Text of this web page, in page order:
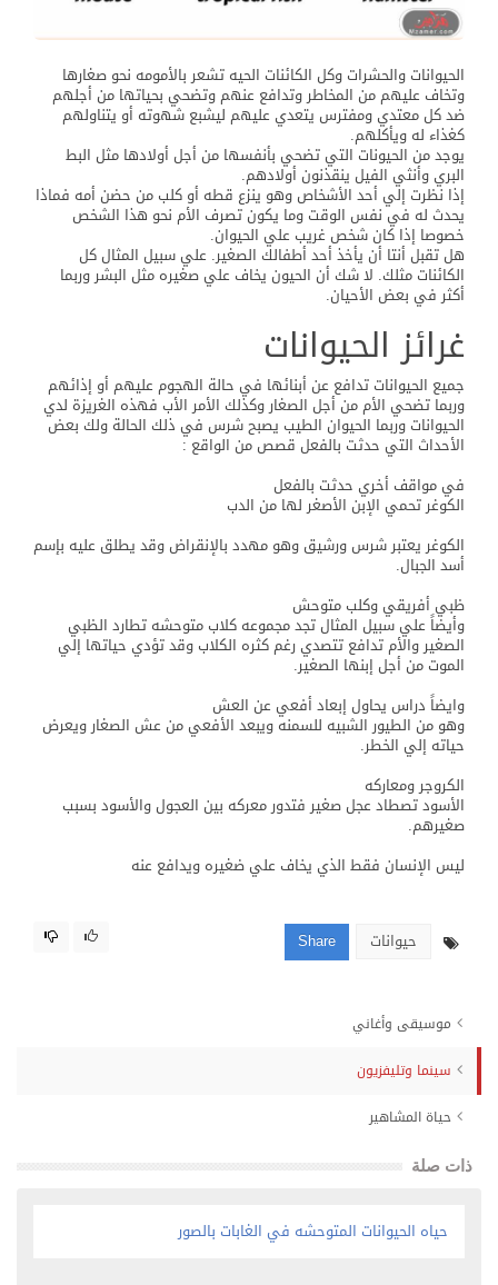
الحيوانات والحشرات وكل الكائنات الحيه تشعر بالأمومه نحو صغارها
وتخاف عليهم من المخاطر وتدافع عنهم وتضحي بحياتها من أجلهم
ضد كل معتدي ومفترس يتعدي عليهم ليشبع شهوته أو يتناولهم
كغذاء له ويأكلهم.
يوجد من الحيونات التي تضحي بأنفسها من أجل أولادها مثل البط
البري وأنثي الفيل ينقذنون أولادهم.
إذا نظرت إلي أحد الأشخاص وهو ينزع قطه أو كلب من حضن أمه فماذا
يحدث له في نفس الوقت وما يكون تصرف الأم نحو هذا الشخص
خصوصا إذا كان شخص غريب علي الحيوان.
هل تقبل أنتا أن يأخذ أحد أطفالك الصغير. علي سبيل المثال كل
الكائنات مثلك. لا شك أن الحيون يخاف علي صغيره مثل البشر وربما
أكثر في بعض الأحيان.
غرائز الحيوانات
جميع الحيوانات تدافع عن أبنائها في حالة الهجوم عليهم أو إذائهم
وربما تضحي الأم من أجل الصغار وكذلك الأمر الأب فهذه الغريزة لدي
الحيوانات وربما الحيوان الطيب يصبح شرس في ذلك الحالة ولك بعض
الأحداث التي حدثت بالفعل قصص من الواقع :
في مواقف أخري حدثت بالفعل
الكوغر تحمي الإبن الأصغر لها من الدب
الكوغر يعتبر شرس ورشيق وهو مهدد بالإنقراض وقد يطلق عليه بإسم
أسد الجبال.
ظبي أفريقي وكلب متوحش
وأيضاً علي سبيل المثال تجد مجموعه كلاب متوحشه تطارد الظبي
الصغير والأم تدافع تتصدي رغم كثره الكلاب وقد تؤدي حياتها إلي
الموت من أجل إبنها الصغير.
وايضاً دراس يحاول إبعاد أفعي عن العش
وهو من الطيور الشبيه للسمنه ويبعد الأفعي من عش الصغار ويعرض
حياته إلي الخطر.
الكروجر ومعاركه
الأسود تصطاد عجل صغير فتدور معركه بين العجول والأسود بسبب
صغيرهم.
ليس الإنسان فقط الذي يخاف علي ضغيره ويدافع عنه
حيوانات Share
موسيقى وأغاني
سينما وتليفزيون
حياة المشاهير
ذات صلة
حياه الحيوانات المتوحشه في الغابات بالصور